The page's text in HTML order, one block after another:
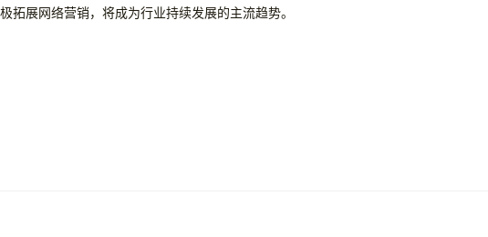
拓展网络营销，将成为行业持续发展的主流趋势。